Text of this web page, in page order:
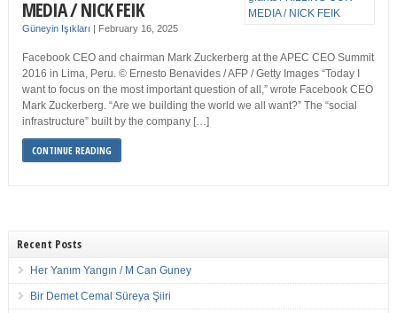
MEDIA / NICK FEIK
Güneyin Işıkları | February 16, 2025
Facebook CEO and chairman Mark Zuckerberg at the APEC CEO Summit
2016 in Lima, Peru. © Ernesto Benavides / AFP / Getty Images “Today I
want to focus on the most important question of all,” wrote Facebook CEO
Mark Zuckerberg. “Are we building the world we all want?” The “social
infrastructure” built by the company […]
CONTINUE READING
Recent Posts
Her Yanım Yangın / M Can Guney
Bir Demet Cemal Süreya Şiiri